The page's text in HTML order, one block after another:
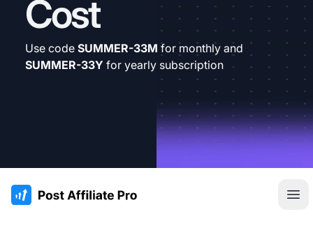
Cost
Use code SUMMER-33M for monthly and
SUMMER-33Y for yearly subscription
:site.title